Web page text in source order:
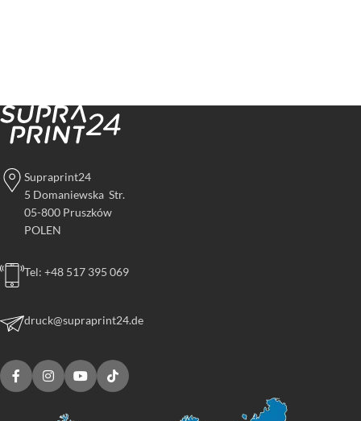
Supraprint24
5 Domaniewska Str.
05-800 Pruszków
POLEN
Tel: +48 517 395 069
druck@supraprint24.de